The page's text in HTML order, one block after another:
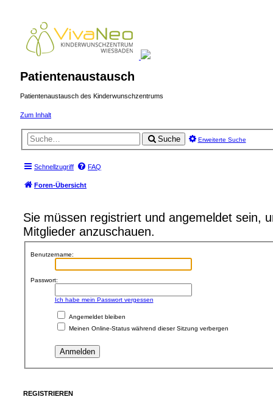
Patientenaustausch
Patientenaustausch des Kinderwunschzentrums
Zum Inhalt
Suche Erweiterte Suche
Schnellzugriff FAQ
Foren-Übersicht
Sie müssen registriert und angemeldet sein,
Mitglieder anzuschauen.
Benutzername:
Passwort:
Ich habe mein Passwort vergessen
Angemeldet bleiben
Meinen Online-Status während dieser Sitzung verbergen
REGISTRIEREN